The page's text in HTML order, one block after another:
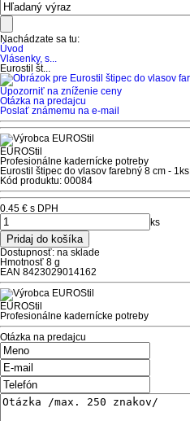
Nachádzate sa tu:
Úvod
Vlásenky, s...
Eurostil št...
Upozorniť na zníženie ceny
Otázka na predajcu
Poslať známemu na e-mail
EUROStil
Profesionálne kadernícke potreby
Eurostil štipec do vlasov farebný 8 cm - 1ks
Kód produktu: 00084
0.45 € s DPH
ks
Dostupnosť: na sklade
Hmotnosť 8 g
EAN 8423029014162
EUROStil
Profesionálne kadernícke potreby
Otázka na predajcu